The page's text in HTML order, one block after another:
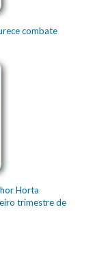
combate
Horta
trimestre de